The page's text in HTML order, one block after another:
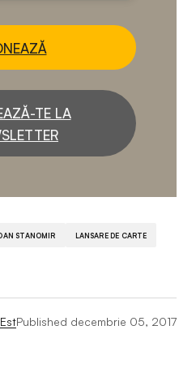
TE LA
STANOMIR LANSARE DE CARTE
Published decembrie 05, 2017